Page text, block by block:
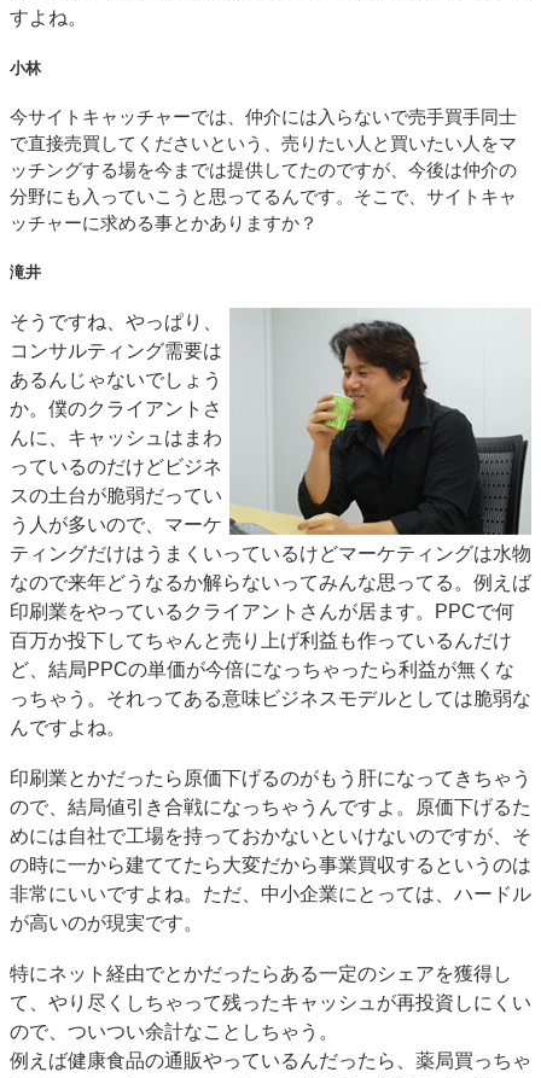
すよね。
小林
今サイトキャッチャーでは、仲介には入らないで売手買手同士
で直接売買してくださいという、売りたい人と買いたい人をマ
ッチングする場を今までは提供してたのですが、今後は仲介の
分野にも入っていこうと思ってるんです。そこで、サイトキャ
ッチャーに求める事とかありますか？
滝井
そうですね、やっぱり、
コンサルティング需要は
あるんじゃないでしょう
か。僕のクライアントさ
んに、キャッシュはまわ
っているのだけどビジネ
スの土台が脆弱だってい
う人が多いので、マーケ
ティングだけはうまくいっているけどマーケティングは水物
なので来年どうなるか解らないってみんな思ってる。例えば
印刷業をやっているクライアントさんが居ます。PPCで何
百万か投下してちゃんと売り上げ利益も作っているんだけ
ど、結局PPCの単価が今倍になっちゃったら利益が無くな
っちゃう。それってある意味ビジネスモデルとしては脆弱な
んですよね。
印刷業とかだったら原価下げるのがもう肝になってきちゃう
ので、結局値引き合戦になっちゃうんですよ。原価下げるた
めには自社で工場を持っておかないといけないのですが、そ
の時に一から建ててたら大変だから事業買収するというのは
非常にいいですよね。ただ、中小企業にとっては、ハードル
が高いのが現実です。
特にネット経由でとかだったらある一定のシェアを獲得し
て、やり尽くしちゃって残ったキャッシュが再投資しにくい
ので、ついつい余計なことしちゃう。
例えば健康食品の通販やっているんだったら、薬局買っちゃ